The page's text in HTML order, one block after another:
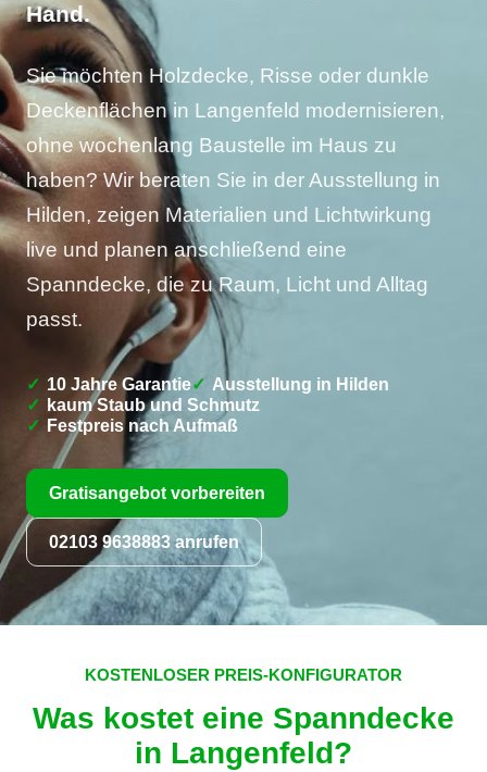
Hand.
Sie möchten Holzdecke, Risse oder dunkle
Deckenflächen in Langenfeld modernisieren,
ohne wochenlang Baustelle im Haus zu
haben? Wir beraten Sie in der Ausstellung in
Hilden, zeigen Materialien und Lichtwirkung
live und planen anschließend eine
Spanndecke, die zu Raum, Licht und Alltag
passt.
10 Jahre Garantie
Ausstellung in Hilden
kaum Staub und Schmutz
Festpreis nach Aufmaß
Gratisangebot vorbereiten
02103 9638883 anrufen
KOSTENLOSER PREIS-KONFIGURATOR
Was kostet eine Spanndecke
in Langenfeld?